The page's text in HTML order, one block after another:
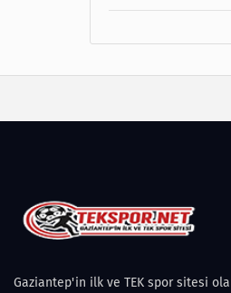
Gaziantep'in ilk ve TEK spor sitesi